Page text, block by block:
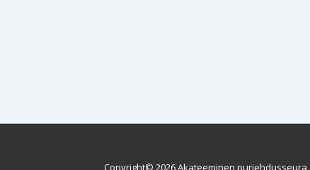
Copyright© 2026Akateeminen purjehdusseura